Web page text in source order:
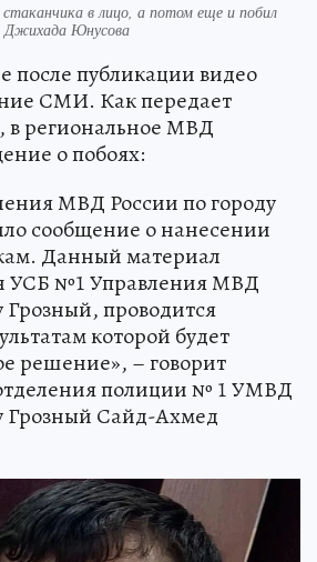
в лицо, а потом еще и побил
Джихада Юнусова
после публикации видео
СМИ. Как передает
в региональное МВД
о побоях:
МВД России по городу
сообщение о нанесении
Данный материал
УСБ №1 Управления МВД
Грозный, проводится
которой будет
решение», – говорит
полиции № 1 УМВД
Грозный Сайд-Ахмед